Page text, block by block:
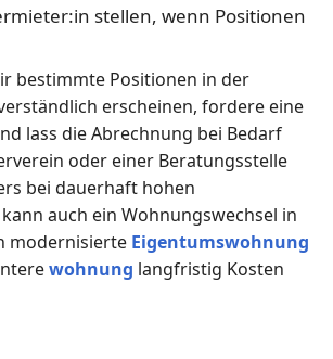
stellen, wenn Positionen
bestimmte Positionen in der
erscheinen, fordere eine
lass die Abrechnung bei Bedarf
oder einer Beratungsstelle
bei dauerhaft hohen
auch ein Wohnungswechsel in
modernisierte Eigentumswohnung
wohnung langfristig Kosten